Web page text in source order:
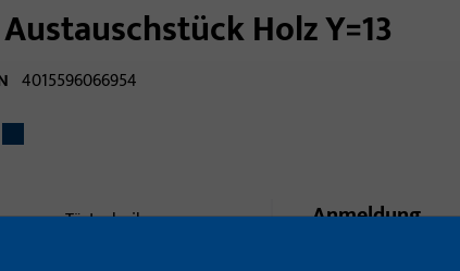
Holz Y=13
4015596066954
Türtechnik
Anmeldung